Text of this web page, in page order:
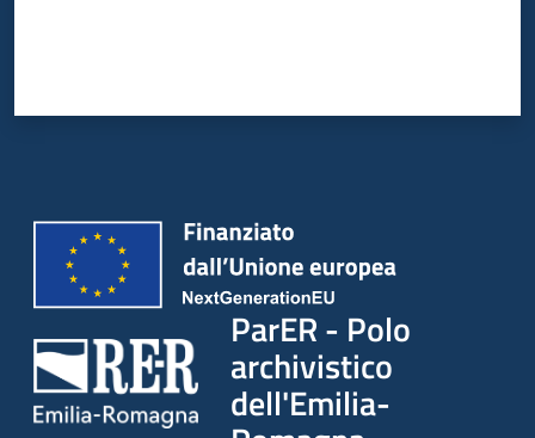
ParER - Polo
archivistico
dell'Emilia-